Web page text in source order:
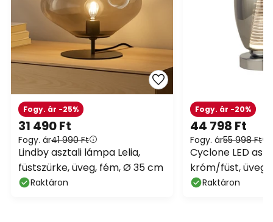
31 490 Ft
Fogy. ár41 990 Ft
Fogy. ár -25%
Lindby asztali lámpa Lelia,
füstszürke, üveg, fém, Ø 35 cm
Raktáron
44 798 Ft
Fogy. ár55 998 Ft
Fogy. ár -20%
Cyclone LED
króm/füst, üveg,
magas
Raktáron